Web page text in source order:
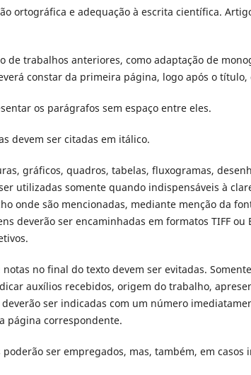
ortográfica e adequação à escrita científica.
de trabalhos anteriores, como adaptação de
constar da primeira página, logo após o
os parágrafos sem espaço entre eles.
devem ser citadas em itálico.
gráficos, quadros, tabelas, fluxogramas,
utilizadas somente quando indispensáveis à
onde são mencionadas, mediante menção da
deverão ser encaminhadas em formatos TIFF ou
notas no final do texto devem ser evitadas.
auxílios recebidos, origem do trabalho,
ser indicadas com um número
página correspondente.
poderão ser empregados, mas, também, em casos